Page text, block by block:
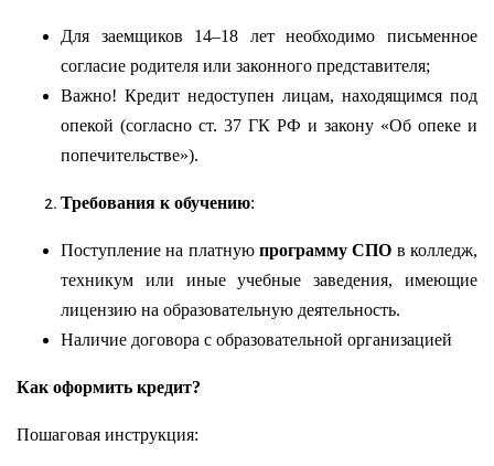
Для заемщиков 14–18 лет необходимо письменное
согласие родителя или законного представителя;
Важно! Кредит недоступен лицам, находящимся под
опекой (согласно ст. 37 ГК РФ и закону «Об опеке и
попечительстве»).
Требования к обучению:
Поступление на платную программу СПО в колледж,
техникум или иные учебные заведения, имеющие
лицензию на образовательную деятельность.
Наличие договора с образовательной организацией
Как оформить кредит?
Пошаговая инструкция: